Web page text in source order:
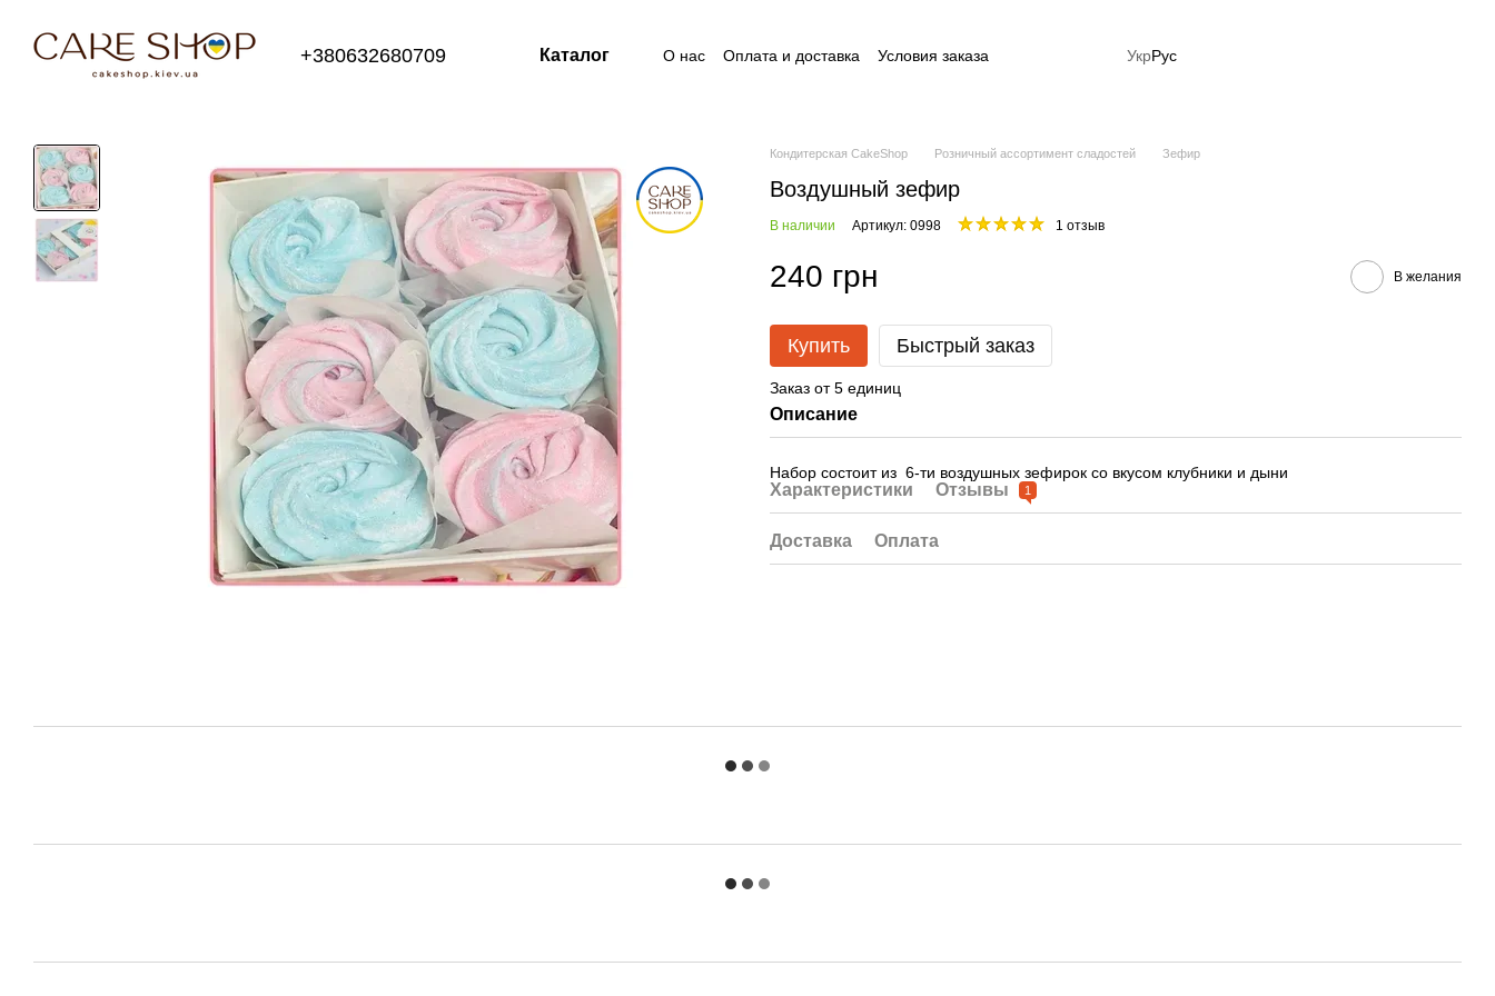
+380632680709 Каталог О нас Оплата и доставка
Условия заказа
УкрРус
Кондитерская CakeShop Розничный ассортимент сладостей Зефир
Воздушный зефир
В наличии Артикул: 0998 1 отзыв
240 грн В желания
Купить Быстрый заказ
Заказ от 5 единиц
Описание
Набор состоит из 6-ти воздушных зефирок со вкусом клубники и дыни
Характеристики Отзывы 1
Доставка Оплата